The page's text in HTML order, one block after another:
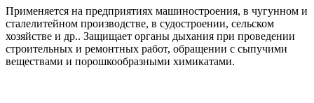
Применяется на предприятиях машиностроения, в чугунном и
сталелитейном производстве, в судостроении, сельском
хозяйстве и др.. Защищает органы дыхания при проведении
строительных и ремонтных работ, обращении с сыпучими
веществами и порошкообразными химикатами.